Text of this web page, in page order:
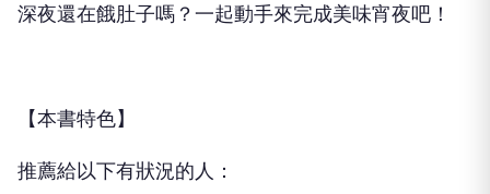
深夜還在餓肚子嗎？一起動手來完成美味宵夜吧！
【本書特色】
推薦給以下有狀況的人：